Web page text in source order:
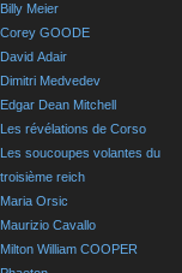
Billy Meier
Corey GOODE
David Adair
Dimitri Medvedev
Edgar Dean Mitchell
Les révélations de Corso
Les soucoupes volantes du
troisième reich
Maria Orsic
Maurizio Cavallo
Milton William COOPER